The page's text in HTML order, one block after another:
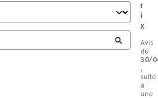
r
i
x
Avis
du
30/
,
suite
à
une